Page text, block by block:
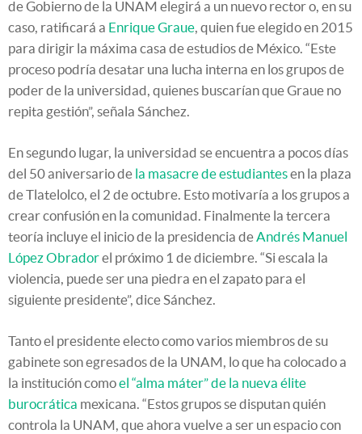
de Gobierno de la UNAM elegirá a un nuevo rector o, en su
caso, ratificará a Enrique Graue, quien fue elegido en 2015
para dirigir la máxima casa de estudios de México. “Este
proceso podría desatar una lucha interna en los grupos de
poder de la universidad, quienes buscarían que Graue no
repita gestión”, señala Sánchez.
En segundo lugar, la universidad se encuentra a pocos días
del 50 aniversario de la masacre de estudiantesen la plaza
de Tlatelolco, el 2 de octubre. Esto motivaría a los grupos a
crear confusión en la comunidad. Finalmente la tercera
teoría incluye el inicio de la presidencia deAndrés Manuel
López Obradorel próximo 1 de diciembre. “Si escala la
violencia, puede ser una piedra en el zapato para el
siguiente presidente”, dice Sánchez.
Tanto el presidente electo como varios miembros de su
gabinete son egresados de la UNAM, lo que ha colocado a
la institución comoel “alma máter” de la nueva élite
burocrática mexicana. “Estos grupos se disputan quién
controla la UNAM, que ahora vuelve a ser un espacio con